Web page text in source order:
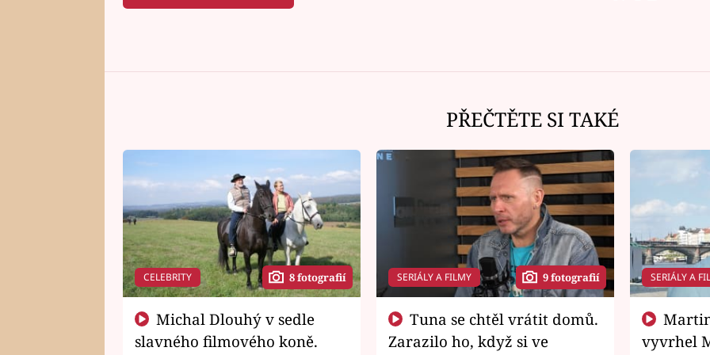
PŘEČTĚTE SI TAKÉ
CELEBRITY 8 fotografií
slavného filmového koně.
SERIÁLY A FILMY 9 fotografií
Zarazilo ho, když si ve
SERIÁLY A
vyvrhel